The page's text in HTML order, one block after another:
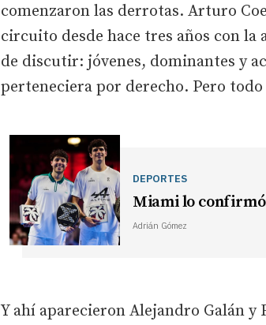
comenzaron las derrotas. Arturo
circuito desde hace tres años con
de discutir: jóvenes, dominantes y
perteneciera por derecho. Pero
DEPORTES
Miami lo
Adrián Gómez
Y ahí aparecieron Alejandro Galán